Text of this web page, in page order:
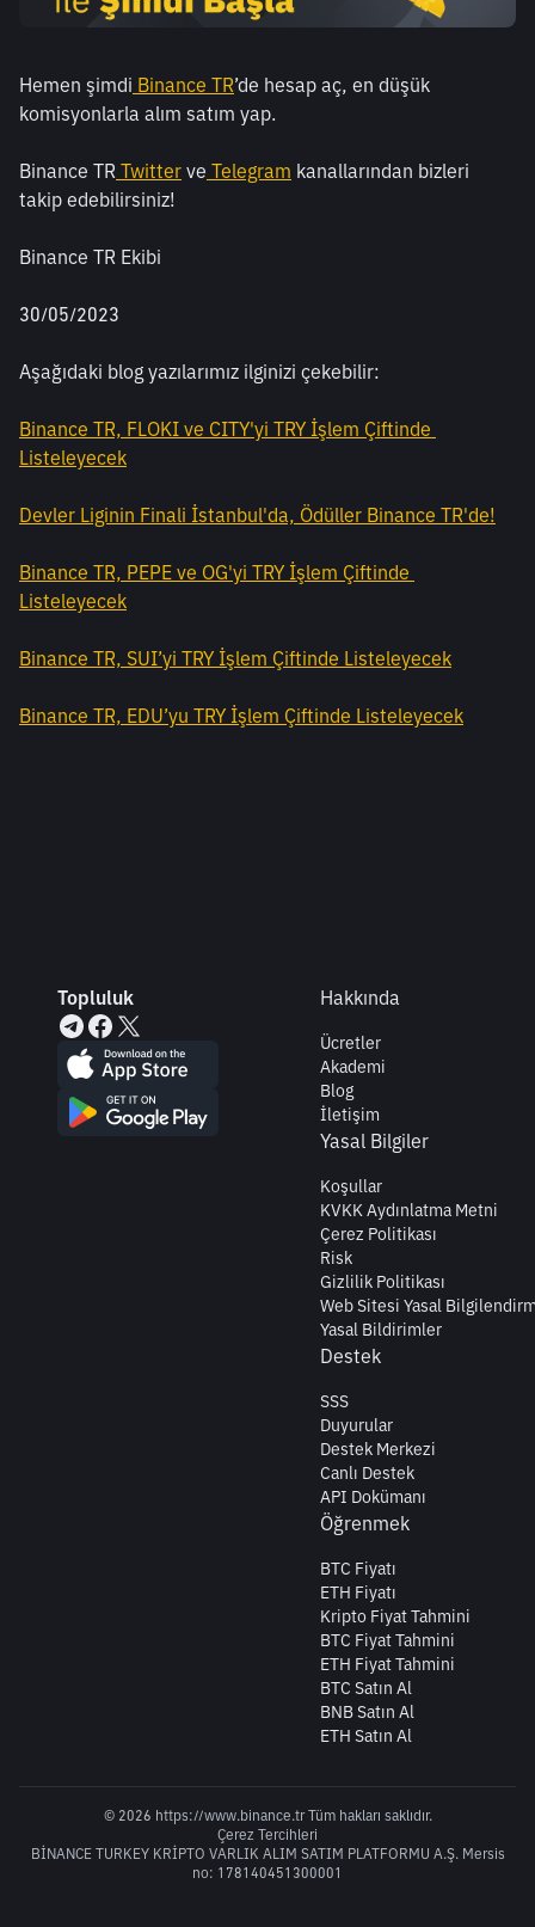
Hemen şimdi Binance TR’de hesap aç, en düşük
komisyonlarla alım satım yap.
Binance TR Twitter ve Telegram kanallarından bizleri
takip edebilirsiniz!
Binance TR Ekibi
30/05/2023
Aşağıdaki blog yazılarımız ilginizi çekebilir:
Binance TR, FLOKI ve CITY'yi TRY İşlem Çiftinde
Listeleyecek
Devler Liginin Finali İstanbul'da, Ödüller Binance TR'de!
Binance TR, PEPE ve OG'yi TRY İşlem Çiftinde
Listeleyecek
Binance TR, SUI’yi TRY İşlem Çiftinde Listeleyecek
Binance TR, EDU’yu TRY İşlem Çiftinde Listeleyecek
Topluluk Hakkında
Ücretler
Akademi
Blog
İletişim
Yasal Bilgiler
Koşullar
KVKK Aydınlatma Metni
Çerez Politikası
Risk
Gizlilik Politikası
Web Sitesi Yasal
Yasal Bildirimler
Destek
SSS
Duyurular
Destek Merkezi
Canlı Destek
API Dokümanı
Öğrenmek
BTC Fiyatı
ETH Fiyatı
Kripto Fiyat Tahmini
BTC Fiyat Tahmini
ETH Fiyat Tahmini
BTC Satın Al
BNB Satın Al
ETH Satın Al
© 2026 https://www.binance.tr Tüm hakları saklıdır.
Çerez Tercihleri
BİNANCE TURKEY KRİPTO VARLIK ALIM SATIM PLATFORMU A.Ş. Mersis
no: 178140451300001